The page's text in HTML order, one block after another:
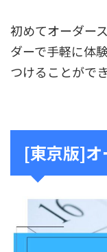
初めてオーダー
ダーで手軽に体
つけることができ
[東京版]オ